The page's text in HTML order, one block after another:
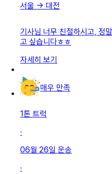
서울 → 대전
기사님 너무 친절하시고, 정
고 싶습니다ㅎㅎ
자세히 보기
매우 만족
1톤 트럭
·
06월 26일 운송
·